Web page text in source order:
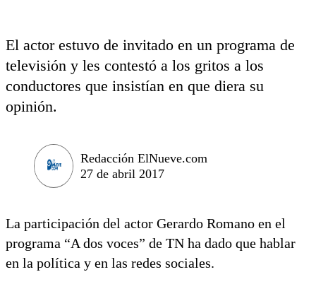
El actor estuvo de invitado en un programa de
televisión y les contestó a los gritos a los
conductores que insistían en que diera su
opinión.
Redacción ElNueve.com
27 de abril 2017
La participación del actor Gerardo Romano en el
programa “A dos voces” de TN ha dado que hablar
en la política y en las redes sociales.